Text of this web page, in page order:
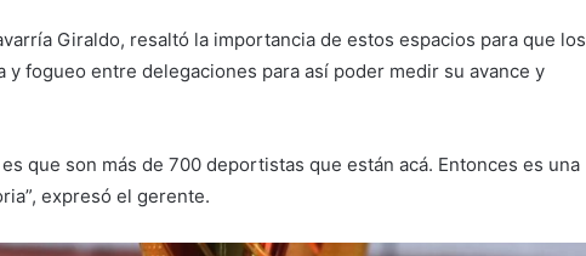
Giraldo, resaltó la importancia de estos espacios para que los
fogueo entre delegaciones para así poder medir su avance y
que son más de 700 deportistas que están acá. Entonces es una
expresó el gerente.